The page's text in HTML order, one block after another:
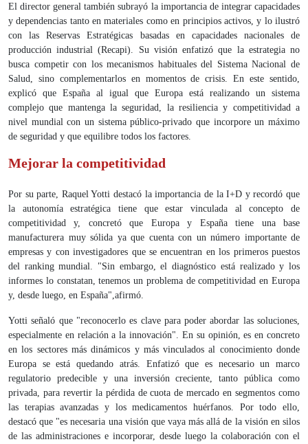
El director general también subrayó la importancia de integrar capacidades
y dependencias tanto en materiales como en principios activos, y lo ilustró
con las Reservas Estratégicas basadas en capacidades nacionales de
producción industrial (Recapi). Su visión enfatizó que la estrategia no
busca competir con los mecanismos habituales del Sistema Nacional de
Salud, sino complementarlos en momentos de crisis. En este sentido,
explicó que España al igual que Europa está realizando un sistema
complejo que mantenga la seguridad, la resiliencia y competitividad a
nivel mundial con un sistema público-privado que incorpore un máximo
de seguridad y que equilibre todos los factores.
Mejorar la competitividad
Por su parte, Raquel Yotti destacó la importancia de la I+D y recordó que
la autonomía estratégica tiene que estar vinculada al concepto de
competitividad y, concretó que Europa y España tiene una base
manufacturera muy sólida ya que cuenta con un número importante de
empresas y con investigadores que se encuentran en los primeros puestos
del ranking mundial. "Sin embargo, el diagnóstico está realizado y los
informes lo constatan, tenemos un problema de competitividad en Europa
y, desde luego, en España",afirmó.
Yotti señaló que "reconocerlo es clave para poder abordar las soluciones,
especialmente en relación a la innovación". En su opinión, es en concreto
en los sectores más dinámicos y más vinculados al conocimiento donde
Europa se está quedando atrás. Enfatizó que es necesario un marco
regulatorio predecible y una inversión creciente, tanto pública como
privada, para revertir la pérdida de cuota de mercado en segmentos como
las terapias avanzadas y los medicamentos huérfanos. Por todo ello,
destacó que "es necesaria una visión que vaya más allá de la visión en silos
de las administraciones e incorporar, desde luego la colaboración con el